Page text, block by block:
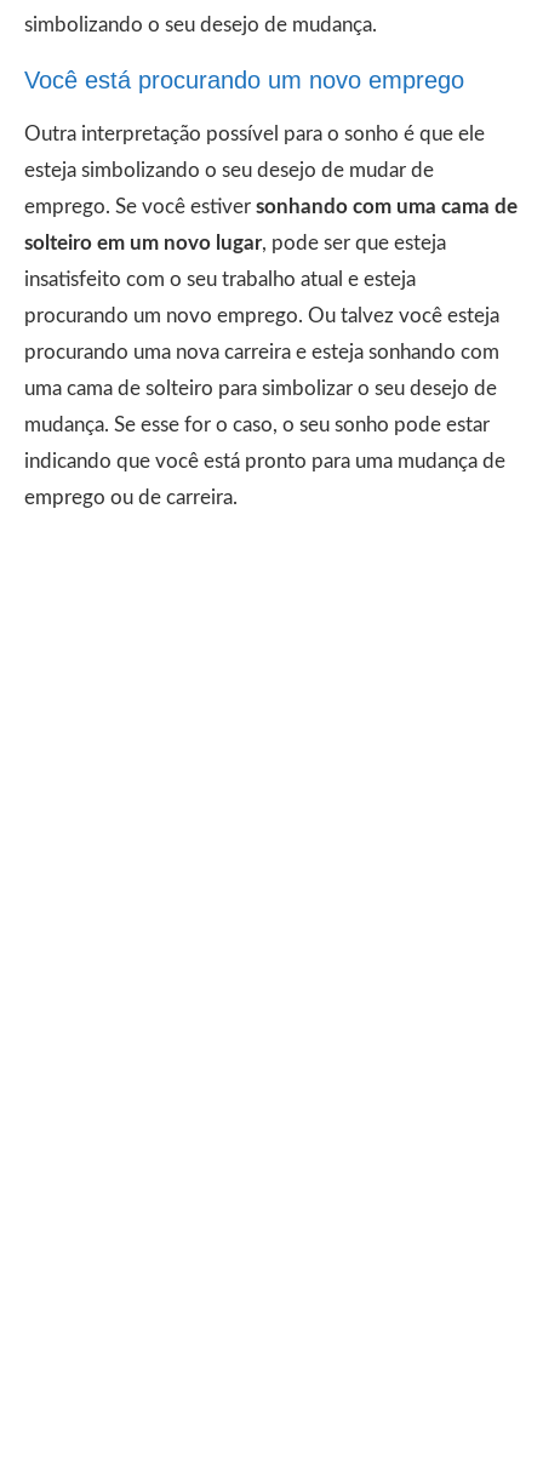
simbolizando o seu desejo de mudança.
Você está procurando um novo emprego
Outra interpretação possível para o sonho é que ele
esteja simbolizando o seu desejo de mudar de
emprego. Se você estiver sonhando com uma cama de
solteiro em um novo lugar, pode ser que esteja
insatisfeito com o seu trabalho atual e esteja
procurando um novo emprego. Ou talvez você esteja
procurando uma nova carreira e esteja sonhando com
uma cama de solteiro para simbolizar o seu desejo de
mudança. Se esse for o caso, o seu sonho pode estar
indicando que você está pronto para uma mudança de
emprego ou de carreira.